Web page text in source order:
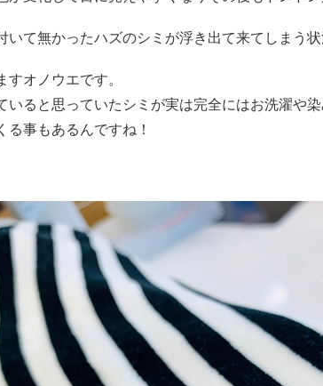
いて無かったハズのシミが浮き出て来てしまう状
すオノウエです。
いると思っていたシミが実は完全にはお洗濯や
る事もあるんですね！